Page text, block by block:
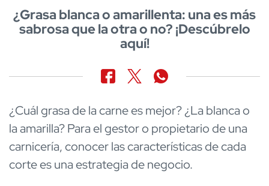
¿Grasa blanca o amarillenta: una es más
sabrosa que la otra o no? ¡Descúbrelo
aquí!
¿Cuál grasa de la carne es mejor? ¿La blanca o
la amarilla? Para el gestor o propietario de una
carnicería, conocer las características de cada
corte es una estrategia de negocio.